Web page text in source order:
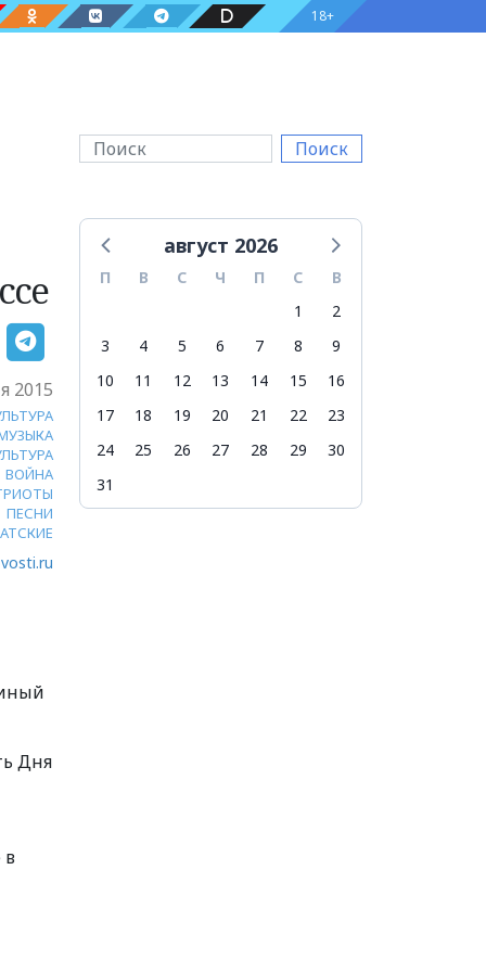
18+
Поиск
2015
ВОЙНА
ПЕСНИ
Дня
в
август 2026
П В С Ч П С
В
1
2
3
4 5 6 7 8
9
10
11 12 13 14 15
16
17
18 19 20 21 22
23
24
25 26 27 28 29
30
31